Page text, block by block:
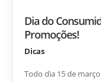
Dia do
Promoções!
Dicas
Todo dia 15 de